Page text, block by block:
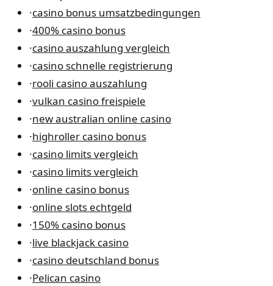
·casino bonus umsatzbedingungen
·400% casino bonus
·casino auszahlung vergleich
·casino schnelle registrierung
·rooli casino auszahlung
·vulkan casino freispiele
·new australian online casino
·highroller casino bonus
·casino limits vergleich
·casino limits vergleich
·online casino bonus
·online slots echtgeld
·150% casino bonus
·live blackjack casino
·casino deutschland bonus
·Pelican casino